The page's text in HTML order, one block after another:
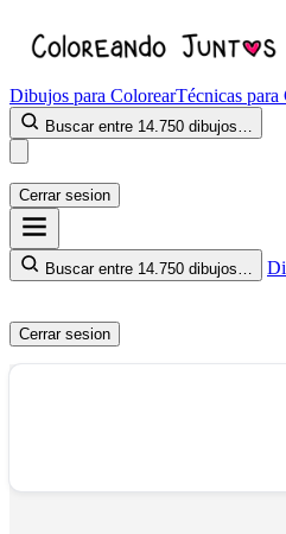
Dibujos para ColorearTécnicas para
Buscar entre 14.750 dibujos…
Cerrar sesion
Buscar entre 14.750 dibujos…
Cerrar sesion